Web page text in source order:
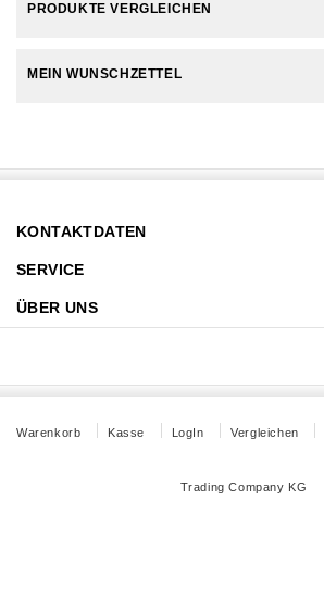
PRODUKTE VERGLEICHEN
MEIN WUNSCHZETTEL
KONTAKTDATEN
SERVICE
ÜBER UNS
Warenkorb Kasse LogIn Vergleichen
Trading Company KG